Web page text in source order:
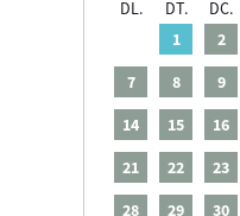
DL.
DT. DC.
1
2
7
8 9
14
15 16
21
22 23
28
29 30